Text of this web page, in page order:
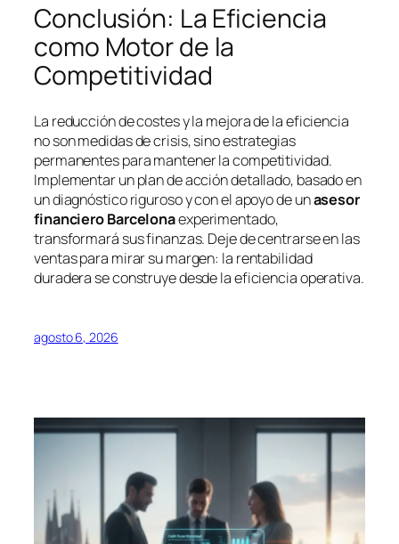
Conclusión: La Eficiencia
como Motor de la
Competitividad
La reducción de costes y la mejora de la eficiencia
no son medidas de crisis, sino estrategias
permanentes para mantener la competitividad.
Implementar un plan de acción detallado, basado en
un diagnóstico riguroso y con el apoyo de unasesor
financiero Barcelonaexperimentado,
transformará sus finanzas. Deje de centrarse en las
ventas para mirar su margen: la rentabilidad
duradera se construye desde la eficiencia operativa.
agosto 6, 2026